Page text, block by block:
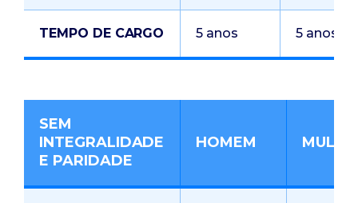
TEMPO DE CARGO 5 anos 5 anos
SEM
INTEGRALIDADE
E PARIDADE
HOMEM